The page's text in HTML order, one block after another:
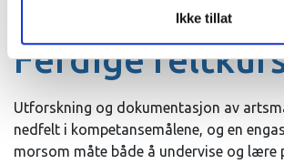
Ikke tillat
Ferdige
Utforskning og dokumentasjon av
nedfelt i kompetansemålene, og en
morsom måte både å undervise og lære